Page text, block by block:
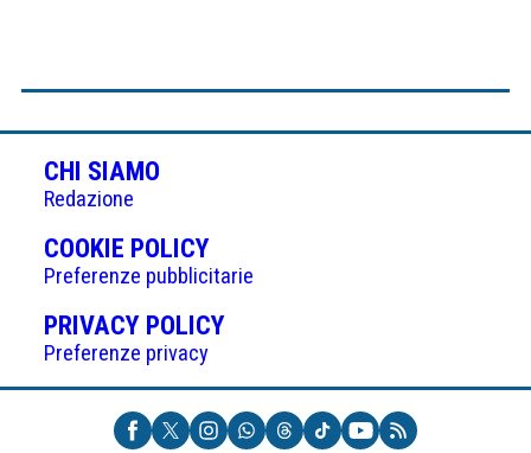
CHI SIAMO
Redazione
COOKIE POLICY(APRE
IN
UNA
NUOVA
Preferenze pubblicitarie
PRIVACY POLICY(APRE
UNA
NUOVA
Preferenze privacy